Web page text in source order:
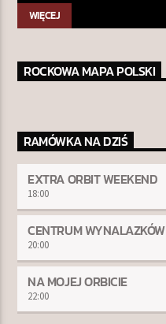
WIĘCEJ
ROCKOWA MAPA POLSKI
RAMÓWKA NA DZIŚ
EXTRA ORBIT WEEKEND
18:00
CENTRUM WYNALAZKÓW
20:00
NA MOJEJ ORBICIE
22:00